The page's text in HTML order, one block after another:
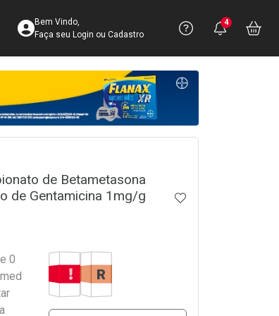
Acesse sua Conta
Bem Vindo,
Faça seu Login ou Cadastro
Precisa
Ver Recursos
Você
4
de Betametasona
de Gentamicina 1mg/g
ADICIONAR AOS
0